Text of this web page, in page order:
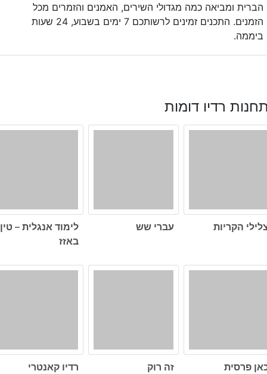
הברית ומביאה כמה מגדולי השירים, האמנים והזמרים מכל
הזמנים. התכנים זמינים לרשותכם 7 ימים בשבוע, 24 שעות
ביממה.
רדיו דומות
הקריות עברי שש
לימוד אנגלית – טין
באזז
פרסית
זה רוק
רדיו קאנטרי